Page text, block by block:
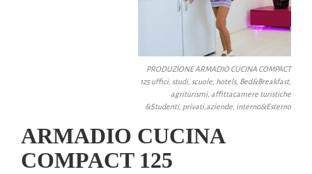
PRODUZIONE ARMADIO CUCINA COMPACT
125 uffici, studi, scuole, hotels, Bed&Breakfast,
agriturismi, affittacamere turistiche
&Studenti, privati,aziende, interno&Esterno
ARMADIO CUCINA
COMPACT 125